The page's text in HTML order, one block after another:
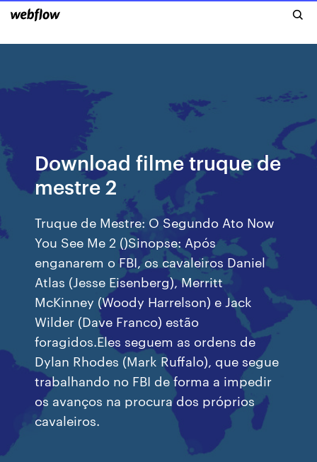
Download filme truque de
mestre 2
Truque de Mestre: O Segundo Ato Now
You See Me 2 ()Sinopse: Após
enganarem o FBI, os cavaleiros Daniel
Atlas (Jesse Eisenberg), Merritt
McKinney (Woody Harrelson) e Jack
Wilder (Dave Franco) estão
foragidos.Eles seguem as ordens de
Dylan Rhodes (Mark Ruffalo), que segue
trabalhando no FBI de forma a impedir
os avanços na procura dos próprios
cavaleiros.